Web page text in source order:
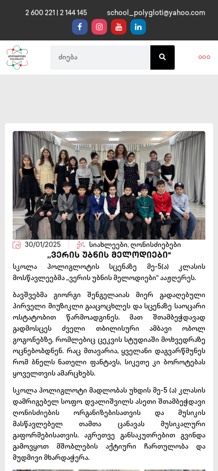
2 600 221 | 2 144 145 school_polygloti@yahoo.com
30/01/2025 სიახლეები, ღონისძიებები
,,ვერის უბნის მელოდიები“
სკოლა პოლიგლოტის სცენაზე მე-5(ა) კლასის
მოსწავლეებმა ,,ვერის უბნის მელოდიები“ ააჟღერეს.
ბავშვებმა გიორგი შენგელაიას მიერ გადაღებული
პირველი მიუზიკლი გააცოცხლეს და სცენაზე საოცარი
ოსტატობით წარმოადგინეს. მათ შთამბეჭდავად
გადმოსცეს ძველი თბილისური ამბავი ობოლ
გოგონებზე, რომლებიც ცეკვის სტუდიაში მოხვედრაზე
ოცნებობდნენ. რაც მთავარია, ყველანი დაგვარწმუნეს
რომ ბნელს ნათელი ფანტავს, სიკეთე კი ბოროტებას
ყოველთვის ამარცხებს.
სკოლა პოლიგლოტი მადლობას უხდის მე-5 (ა) კლასის
დამრიგებელ სოფო დვალიშვილს ასეთი შთამბეჭდავი
ღონისძიების ორგანიზებისათვის და მუსიკის
მასწავლებელ თამთა ცანავას მუსიკალური
გაფორმებისათვის. აგრეთვე განსაკუთრებით გვინდა
გამოვყოთ მშობლების აქტიური ჩართულობა და
მუდმივი მხარდაჭერა.